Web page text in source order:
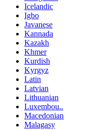
Icelandic
Igbo
Javanese
Kannada
Kazakh
Khmer
Kurdish
Kyrgyz
Latin
Latvian
Lithuanian
Luxembou..
Macedonian
Malagasy